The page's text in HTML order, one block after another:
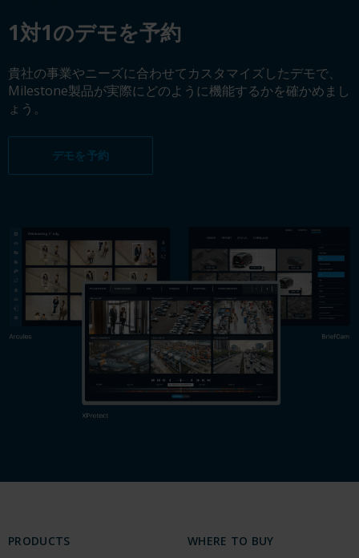
1対1のデモを予約
貴社の事業やニーズに合わせてカスタマイズしたデモで、
Milestone製品が実際にどのように機能するかを確かめまし
ょう。
デモを予約
PRODUCTS WHERE TO BUY